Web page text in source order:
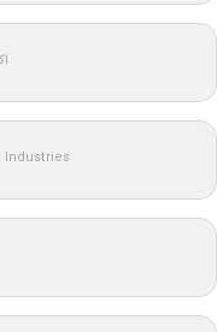
Industries